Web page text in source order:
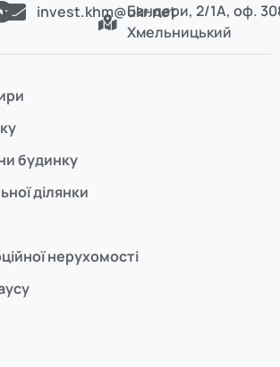
invest.khm@ukr.netБандери, 2/1А, оф.
Хмельницький
будинку
ділянки
нерухомості